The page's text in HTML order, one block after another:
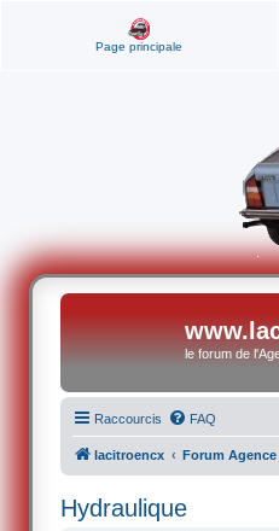
Page principale
le forum de
Raccourcis FAQ
lacitroencx Forum Agence
Hydraulique